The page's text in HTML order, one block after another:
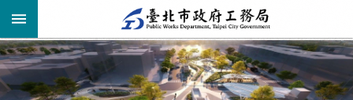
跳到主要內容區塊
進